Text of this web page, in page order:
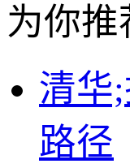
为你推
清华
路径